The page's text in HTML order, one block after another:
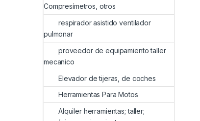
Compresímetros, otros
respirador asistido ventilador
pulmonar
proveedor de equipamiento taller
mecanico
Elevador de tijeras, de coches
Herramientas Para Motos
Alquiler herramientas; taller;